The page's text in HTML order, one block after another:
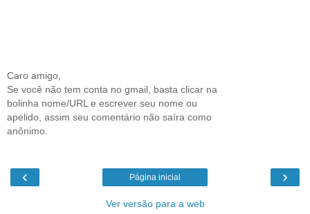
Caro amigo,
Se você não tem conta no gmail, basta clicar na
bolinha nome/URL e escrever seu nome ou
apelido, assim seu comentário não saíra como
anônimo.
‹ ›
Página inicial
Ver versão para a web